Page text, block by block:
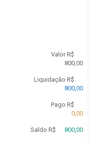
Valor R$
800,00
Liquidação R$
800,00
Pago R$
0,00
Saldo R$ 800,00